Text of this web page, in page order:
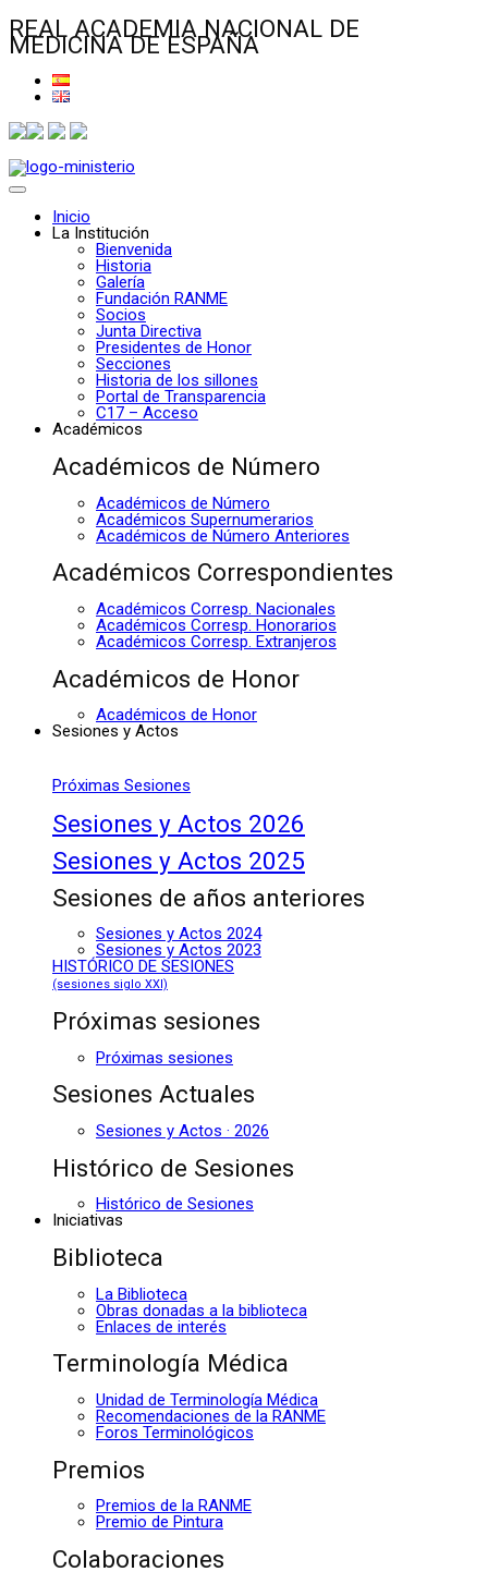
REAL ACADEMIA NACIONAL DE
MEDICINA DE ESPAÑA
Inicio
La Institución
Bienvenida
Historia
Galería
Fundación RANME
Socios
Junta Directiva
Presidentes de Honor
Secciones
Historia de los sillones
Portal de Transparencia
C17 – Acceso
Académicos
Académicos de Número
Académicos de Número
Académicos Supernumerarios
Académicos de Número Anteriores
Académicos Correspondientes
Académicos Corresp. Nacionales
Académicos Corresp. Honorarios
Académicos Corresp. Extranjeros
Académicos de Honor
Académicos de Honor
Sesiones y Actos
Próximas Sesiones
Sesiones y Actos 2026
Sesiones y Actos 2025
Sesiones de años anteriores
Sesiones y Actos 2024
Sesiones y Actos 2023
HISTÓRICO DE SESIONES
(sesiones siglo XXI)
Próximas sesiones
Próximas sesiones
Sesiones Actuales
Sesiones y Actos · 2026
Histórico de Sesiones
Histórico de Sesiones
Iniciativas
Biblioteca
La Biblioteca
Obras donadas a la biblioteca
Enlaces de interés
Terminología Médica
Unidad de Terminología Médica
Recomendaciones de la RANME
Foros Terminológicos
Premios
Premios de la RANME
Premio de Pintura
Colaboraciones